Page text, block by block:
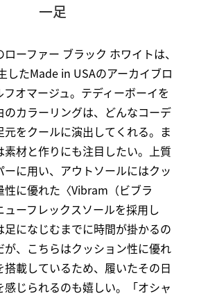
一足
ローファー ブラック ホワイトは、
したMade in USAのアーカイブロ
オマージュ。テディーボーイを
のカラーリングは、どんなコーデ
元をクールに演出してくれる。ま
素材と作りにも注目したい。上質
ーに用い、アウトソールにはクッ
性に優れた〈Vibram（ビブラ
ューフレックスソールを採用し
足になじむまでに時間が掛かるの
が、こちらはクッション性に優れ
搭載しているため、履いたその日
感じられるのも嬉しい。「オシャ